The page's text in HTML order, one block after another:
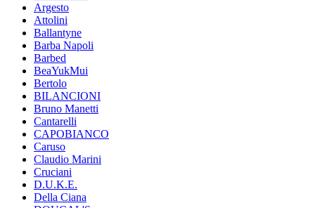
Argesto
Attolini
Ballantyne
Barba Napoli
Barbed
BeaYukMui
Bertolo
BILANCIONI
Bruno Manetti
Cantarelli
CAPOBIANCO
Caruso
Claudio Marini
Cruciani
D.U.K.E.
Della Ciana